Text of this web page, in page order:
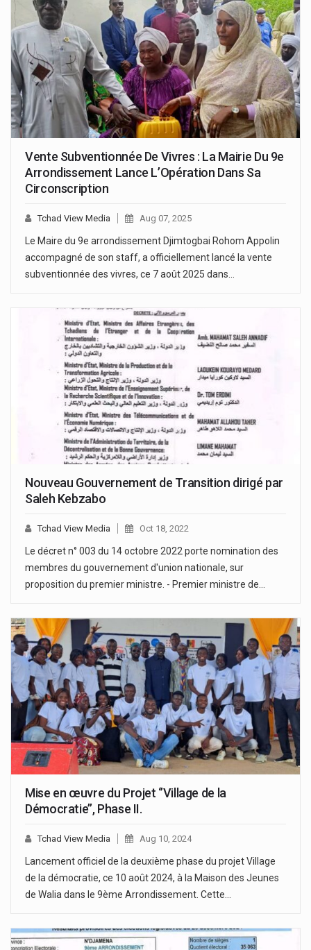
Vente Subventionnée De Vivres : La Mairie Du 9e
Arrondissement Lance L’Opération Dans Sa
Circonscription
Tchad View Media Aug 07, 2025
Le Maire du 9e arrondissement Djimtogbai Rohom Appolin
accompagné de son staff, a officiellement lancé la vente
subventionnée des vivres, ce 7 août 2025 dans…
Nouveau Gouvernement de Transition dirigé par
Saleh Kebzabo
Tchad View Media Oct 18, 2022
Le décret n° 003 du 14 octobre 2022 porte nomination des
membres du gouvernement d'union nationale, sur
proposition du premier ministre. - Premier ministre de…
Mise en œuvre du Projet ‘’Village de la
Démocratie’’, Phase II.
Tchad View Media Aug 10, 2024
Lancement officiel de la deuxième phase du projet Village
de la démocratie, ce 10 août 2024, à la Maison des Jeunes
de Walia dans le 9ème Arrondissement. Cette…